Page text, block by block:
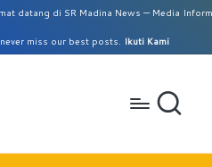
di SR Madina News — Media Informasi
miss our best posts. Ikuti Kami